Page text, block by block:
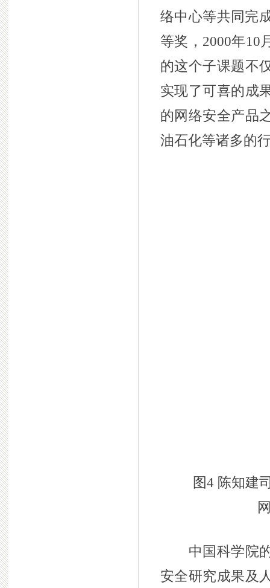
络中心等共同完
等奖，2000年10
的这个子课题不
实现了可喜的成
的网络安全产品
油石化等诸多的
图4 陈知建
中国科学院的
安全研究成果及